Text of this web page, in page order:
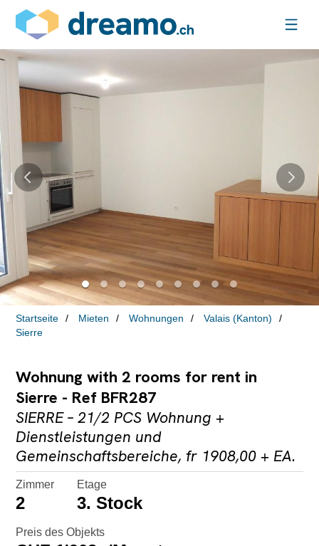
Startseite Mieten Wohnungen
Valais (Kanton)
Sierre
Wohnung with 2 rooms for rent in
Sierre - Ref BFR287
SIERRE – 21/2 PCS Wohnung +
Dienstleistungen und
Gemeinschaftsbereiche, fr 1908,00 + EA.
Zimmer
2
Etage
3. Stock
Preis des Objekts